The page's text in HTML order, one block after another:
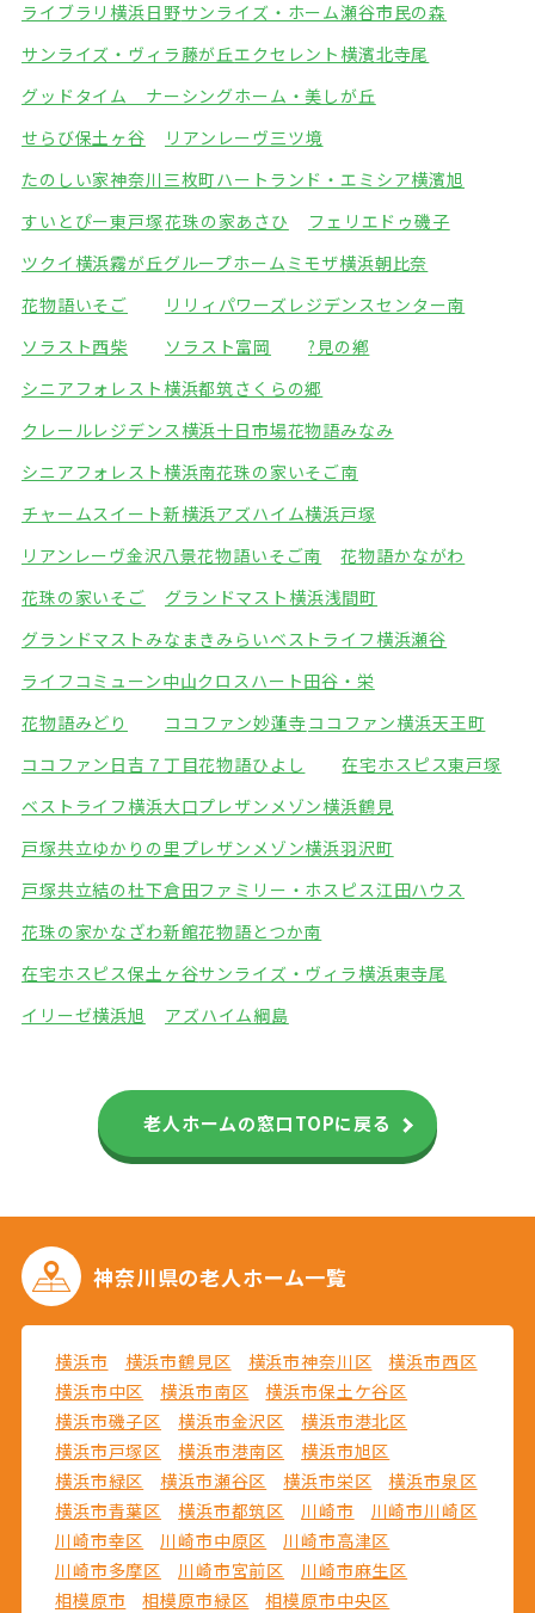
ライブラリ横浜日野サンライズ・ホーム瀬谷市民の森
サンライズ・ヴィラ藤が丘エクセレント横濱北寺尾
グッドタイム ナーシングホーム・美しが丘
せらび保土ヶ谷
リアンレーヴ三ツ境
たのしい家神奈川三枚町ハートランド・エミシア横濱旭
すいとぴー東戸塚花珠の家あさひ
フェリエドゥ磯子
ツクイ横浜霧が丘グループホーム ミモザ横浜朝比奈
花物語いそご
リリィパワーズレジデンスセンター南
ソラスト西柴
ソラスト富岡
?見の鄕
シニアフォレスト横浜都筑さくらの郷
クレールレジデンス横浜十日市場花物語みなみ
シニアフォレスト横浜南花珠の家いそご南
チャームスイート新横浜アズハイム横浜戸塚
リアンレーヴ金沢八景花物語いそご南
花物語かながわ
花珠の家いそご
グランドマスト横浜浅間町
グランドマストみなまきみらいベストライフ横浜瀬谷
ライフコミューン中山クロスハート田谷・栄
花物語みどり
ココファン妙蓮寺ココファン横浜天王町
ココファン日吉７丁目花物語ひよし
在宅ホスピス東戸塚
ベストライフ横浜大口プレザンメゾン横浜鶴見
戸塚共立ゆかりの里 プレザンメゾン横浜羽沢町
戸塚共立結の杜下倉田ファミリー・ホスピス江田ハウス
花珠の家かなざわ新館花物語とつか南
在宅ホスピス保土ヶ谷サンライズ・ヴィラ横浜東寺尾
イリーゼ横浜旭
アズハイム綱島
老人ホームの窓口TOPに戻る
神奈川県の老人ホーム一覧
横浜市 横浜市鶴見区 横浜市神奈川区
横浜市西区
横浜市中区
横浜市南区
横浜市保土ケ谷区
横浜市磯子区
横浜市金沢区
横浜市港北区
横浜市戸塚区
横浜市港南区
横浜市旭区
横浜市緑区
横浜市瀬谷区 横浜市栄区
横浜市泉区
横浜市青葉区
横浜市都筑区 川崎市
川崎市川崎区
川崎市幸区
川崎市中原区
川崎市高津区
川崎市多摩区
川崎市宮前区
川崎市麻生区
相模原市
相模原市緑区
相模原市中央区